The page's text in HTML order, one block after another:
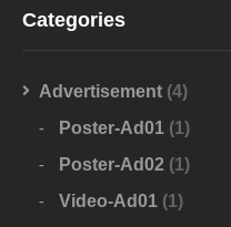
Categories
Advertisement (4)
Poster-Ad01 (1)
Poster-Ad02 (1)
Video-Ad01 (1)